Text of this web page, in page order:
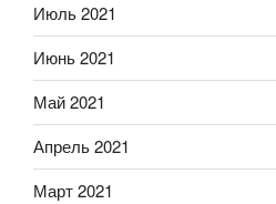
Июль 2021
Июнь 2021
Май 2021
Апрель 2021
Март 2021